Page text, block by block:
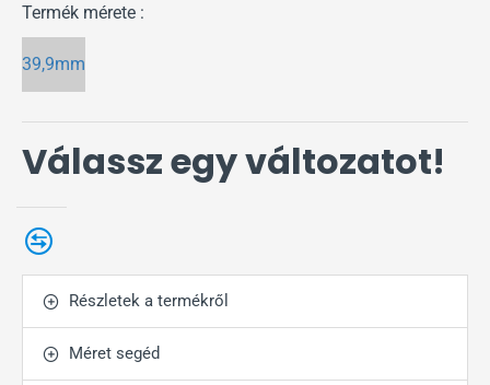
Termék mérete :
39,9mm
Válassz egy változatot!
Részletek a termékről
Méret segéd